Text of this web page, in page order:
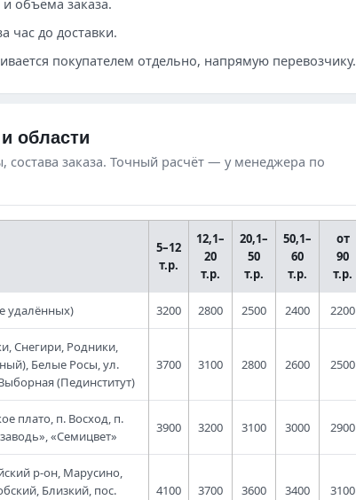
час до доставки.
покупателем отдельно, напрямую перевозчику.
области
состава заказа. Точный расчёт — у менеджера по
5–12
т.р.
12,1–
20
т.р.
20,1–
50
т.р.
50,1–
60
т.р.
от
90
т.р.
удалённых) 3200 2800 2500 2400 2200
Снегири, Родники,
Белые Росы, ул.
(Пединститут)
3700 3100 2800 2600 2500
плато, п. Восход, п.
«Семицвет»
3900 3200 3100 3000 2900
р-он, Марусино,
Близкий, пос.
4100 3700 3600 3400 3100